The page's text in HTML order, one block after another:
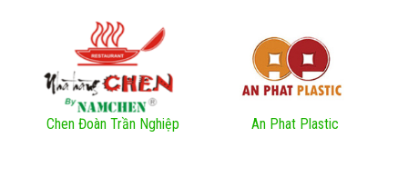
Chen Đoàn Trần Nghiệp An Phat Plastic